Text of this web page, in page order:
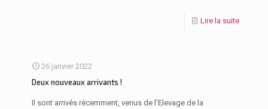
Lire la suite
26 janvier 2022
Deux nouveaux arrivants !
Il sont arrivés récemment, venus de l’Elevage de la